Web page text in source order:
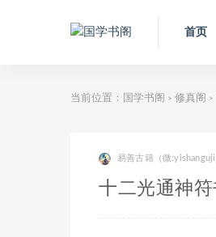
首页
当前位置： 国学书阁 > 修真阁 >
易善古籍（微:yishanguji
十二光通神